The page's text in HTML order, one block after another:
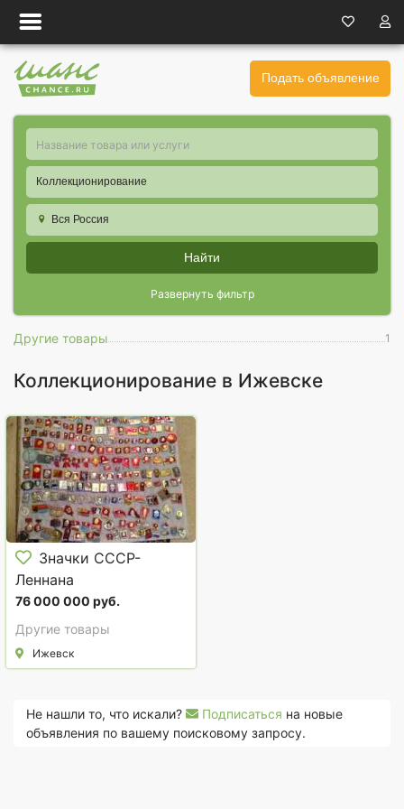
Подать объявление
Коллекционирование
Вся Россия
Найти
Развернуть фильтр
Другие товары 1
Коллекционирование в Ижевске
Значки СССР-
Леннана
76 000 000 руб.
Другие товары
Ижевск
Не нашли то, что искали? Подписаться на новые
объявления по вашему поисковому запросу.